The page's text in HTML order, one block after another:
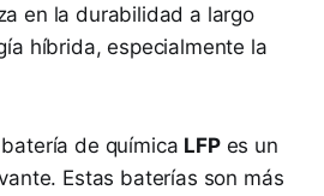
en la durabilidad a largo
híbrida, especialmente la
de química LFPes un
Estas baterías son más